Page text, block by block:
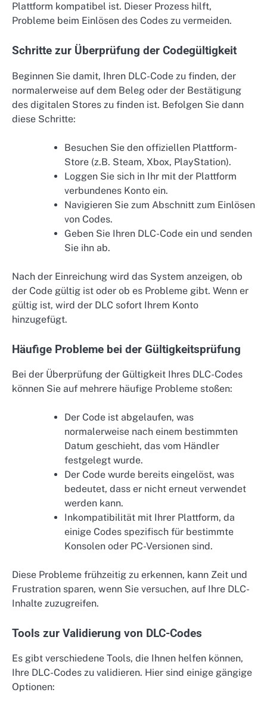
Plattform kompatibel ist. Dieser Prozess hilft,
Probleme beim Einlösen des Codes zu vermeiden.
Schritte zur Überprüfung der Codegültigkeit
Beginnen Sie damit, Ihren DLC-Code zu finden, der
normalerweise auf dem Beleg oder der Bestätigung
des digitalen Stores zu finden ist. Befolgen Sie dann
diese Schritte:
Besuchen Sie den offiziellen Plattform-
Store (z.B. Steam, Xbox, PlayStation).
Loggen Sie sich in Ihr mit der Plattform
verbundenes Konto ein.
Navigieren Sie zum Abschnitt zum Einlösen
von Codes.
Geben Sie Ihren DLC-Code ein und senden
Sie ihn ab.
Nach der Einreichung wird das System anzeigen, ob
der Code gültig ist oder ob es Probleme gibt. Wenn er
gültig ist, wird der DLC sofort Ihrem Konto
hinzugefügt.
Häufige Probleme bei der Gültigkeitsprüfung
Bei der Überprüfung der Gültigkeit Ihres DLC-Codes
können Sie auf mehrere häufige Probleme stoßen:
Der Code ist abgelaufen, was
normalerweise nach einem bestimmten
Datum geschieht, das vom Händler
festgelegt wurde.
Der Code wurde bereits eingelöst, was
bedeutet, dass er nicht erneut verwendet
werden kann.
Inkompatibilität mit Ihrer Plattform, da
einige Codes spezifisch für bestimmte
Konsolen oder PC-Versionen sind.
Diese Probleme frühzeitig zu erkennen, kann Zeit und
Frustration sparen, wenn Sie versuchen, auf Ihre DLC-
Inhalte zuzugreifen.
Tools zur Validierung von DLC-Codes
Es gibt verschiedene Tools, die Ihnen helfen können,
Ihre DLC-Codes zu validieren. Hier sind einige gängige
Optionen: